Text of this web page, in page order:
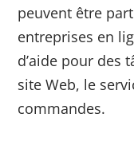
peuvent être
entreprises en
d’aide pour des
site Web, le
commandes.